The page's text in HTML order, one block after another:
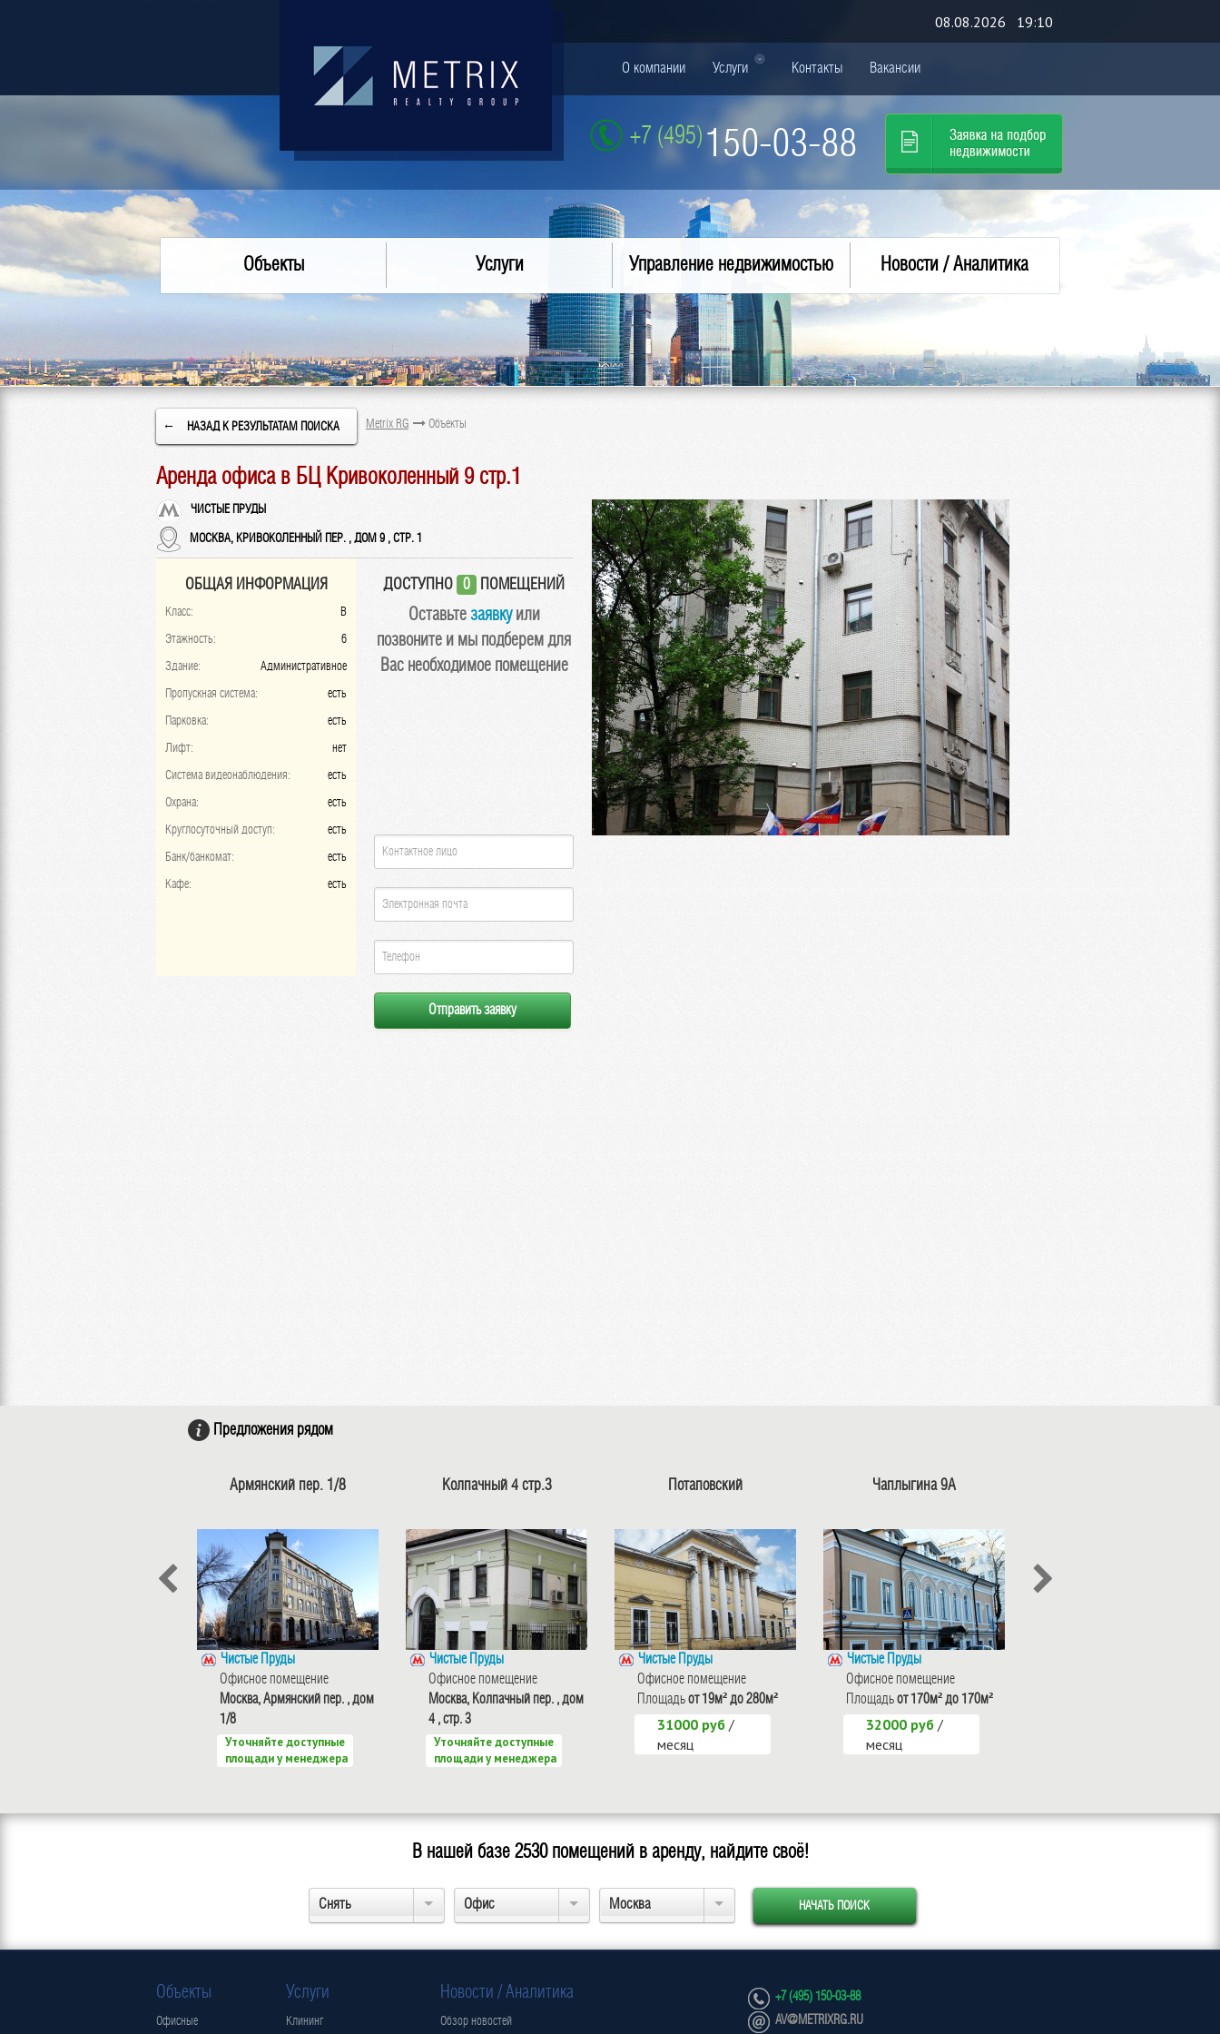
08.08.2026 19:10
О компании Услуги Контакты Вакансии
+7 (495) 150-03-88
Объекты Услуги Управление недвижимостью Новости / Аналитика
← НАЗАД К РЕЗУЛЬТАТАМ ПОИСКА Metrix RG Объекты
Аренда офиса в БЦ Кривоколенный 9 стр.1
ЧИСТЫЕ ПРУДЫ
МОСКВА, КРИВОКОЛЕННЫЙ ПЕР. , ДОМ 9 , СТР. 1
ОБЩАЯ ИНФОРМАЦИЯ
Класс: B
Этажность: 6
Здание: Административное
Пропускная система: есть
Парковка: есть
Лифт: нет
Система видеонаблюдения: есть
Охрана: есть
Круглосуточный доступ: есть
Банк/банкомат: есть
Кафе: есть
ДОСТУПНО 0 ПОМЕЩЕНИЙ
Оставьте заявкуили
позвоните и мы подберем для
Вас необходимое помещение
Предложения рядом
Армянский пер. 1/8
Чистые Пруды
Офисное помещение
Москва, Армянский пер. , дом
1/8
Уточняйте доступные
площади у менеджера
Колпачный 4 стр.3
Чистые Пруды
Офисное помещение
Москва, Колпачный пер. , дом
4 , стр. 3
Уточняйте доступные
площади у менеджера
Потаповский
Чистые Пруды
Офисное помещение
Площадь от 19м² до 280м²
31000 руб /
месяц
Чаплыгина 9А
Чистые Пруды
Офисное помещение
Площадь от 170м² до 170м²
32000 руб /
месяц
В нашей базе 2530помещений в аренду, найдите своё!
Снять Офис Москва
Объекты
Офисные
Услуги
Клининг
Новости / Аналитика
Обзор новостей
+7 (495) 150-03-88
AV@METRIXRG.RU